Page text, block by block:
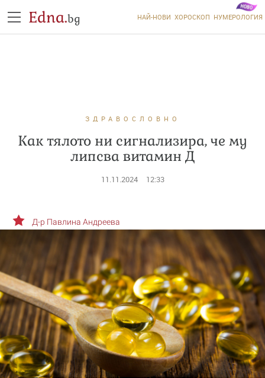
Edna.bg НАЙ-НОВИ ХОРОСКОП НУМЕРОЛОГИЯ
ЗДРАВОСЛОВНО
Как тялото ни сигнализира, че му
липсва витамин Д
11.11.2024 12:33
Д-р Павлина Андреева